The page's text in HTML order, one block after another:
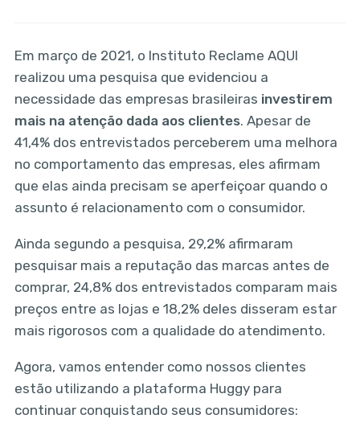
Em março de 2021, o Instituto Reclame AQUI
realizou uma pesquisa que evidenciou a
necessidade das empresas brasileiras investirem
mais na atenção dada aos clientes. Apesar de
41,4% dos entrevistados perceberem uma melhora
no comportamento das empresas, eles afirmam
que elas ainda precisam se aperfeiçoar quando o
assunto é relacionamento com o consumidor.
Ainda segundo a pesquisa, 29,2% afirmaram
pesquisar mais a reputação das marcas antes de
comprar, 24,8% dos entrevistados comparam mais
preços entre as lojas e 18,2% deles disseram estar
mais rigorosos com a qualidade do atendimento.
Agora, vamos entender como nossos clientes
estão utilizando a plataforma Huggy para
continuar conquistando seus consumidores: